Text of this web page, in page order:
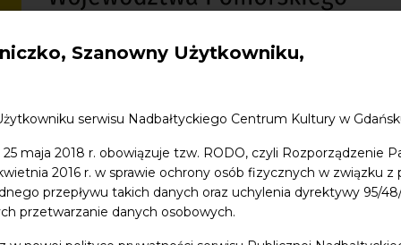
Szanowny Użytkowniku,
serwisu Nadbałtyckiego Centrum Kultury w
maja 2018 r. obowiązuje tzw. RODO, czyli Rozporządzenie
2016 r. w sprawie ochrony osób fizycznych w związku
przepływu takich danych oraz uchylenia dyrektywy 95/
przetwarzanie danych osobowych.
ds. kreacji i organizacji